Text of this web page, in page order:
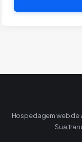
Hospedagem web de
Sua